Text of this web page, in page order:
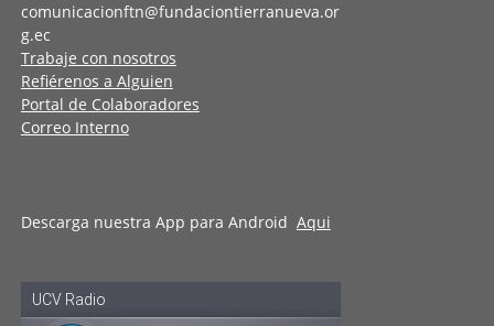
comunicacionftn@fundaciontierranueva.or
g.ec
Trabaje con nosotros
Refiérenos a Alguien
Portal de Colaboradores
Correo Interno
Descarga nuestra App para Android Aqui